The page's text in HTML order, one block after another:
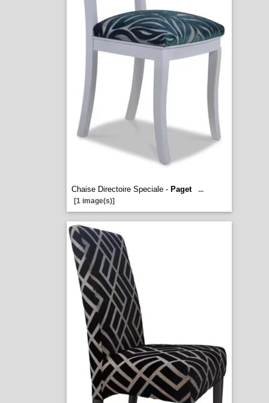
Chaise Directoire Speciale - Paget
...
[1 image(s)]